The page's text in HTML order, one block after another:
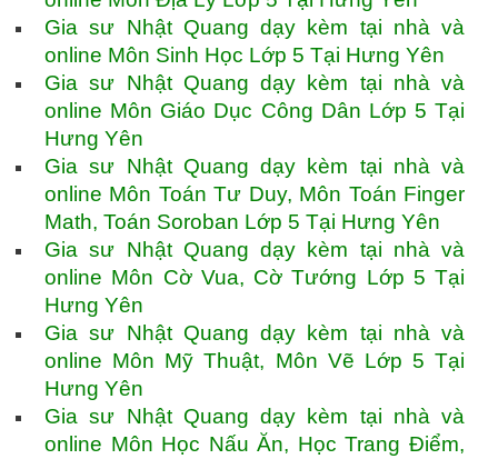
Gia sư Nhật Quang dạy kèm tại nhà và
online Môn Sinh Học Lớp 5 Tại Hưng Yên
Gia sư Nhật Quang dạy kèm tại nhà và
online Môn Giáo Dục Công Dân Lớp 5 Tại
Hưng Yên
Gia sư Nhật Quang dạy kèm tại nhà và
online Môn Toán Tư Duy, Môn Toán Finger
Math, Toán Soroban Lớp 5 Tại Hưng Yên
Gia sư Nhật Quang dạy kèm tại nhà và
online Môn Cờ Vua, Cờ Tướng Lớp 5 Tại
Hưng Yên
Gia sư Nhật Quang dạy kèm tại nhà và
online Môn Mỹ Thuật, Môn Vẽ Lớp 5 Tại
Hưng Yên
Gia sư Nhật Quang dạy kèm tại nhà và
online Môn Học Nấu Ăn, Học Trang Điểm,